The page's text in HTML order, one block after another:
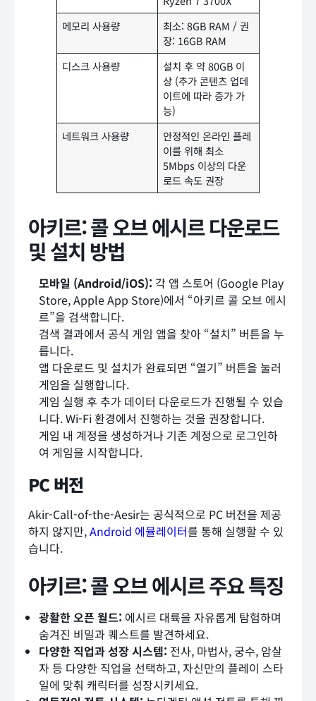
메모리 사용량
최소: 8GB RAM / 권
장: 16GB RAM
디스크 사용량
설치 후 약 80GB 이
상 (추가 콘텐츠 업데
이트에 따라 증가 가
능)
네트워크 사용량
안정적인 온라인 플레
이를 위해 최소
5Mbps 이상의 다운
로드 속도 권장
아키르: 콜 오브 에시르 다운로드
및 설치 방법
모바일 (Android/iOS): 각 앱 스토어 (Google Play
Store, Apple App Store)에서 “아키르 콜 오브 에시
르”을 검색합니다.
검색 결과에서 공식 게임 앱을 찾아 “설치” 버튼을 누
릅니다.
앱 다운로드 및 설치가 완료되면 “열기” 버튼을 눌러
게임을 실행합니다.
게임 실행 후 추가 데이터 다운로드가 진행될 수 있습
니다. Wi-Fi 환경에서 진행하는 것을 권장합니다.
게임 내 계정을 생성하거나 기존 계정으로 로그인하
여 게임을 시작합니다.
PC 버전
Akir-Call-of-the-Aesir는 공식적으로 PC 버전을 제공
하지 않지만,Android 에뮬레이터를 통해 실행할 수 있
습니다.
아키르: 콜 오브 에시르 주요 특징
광활한 오픈 월드: 에시르 대륙을 자유롭게 탐험하며
숨겨진 비밀과 퀘스트를 발견하세요.
다양한 직업과 성장 시스템: 전사, 마법사, 궁수, 암살
자 등 다양한 직업을 선택하고, 자신만의 플레이 스타
일에 맞춰 캐릭터를 성장시키세요.